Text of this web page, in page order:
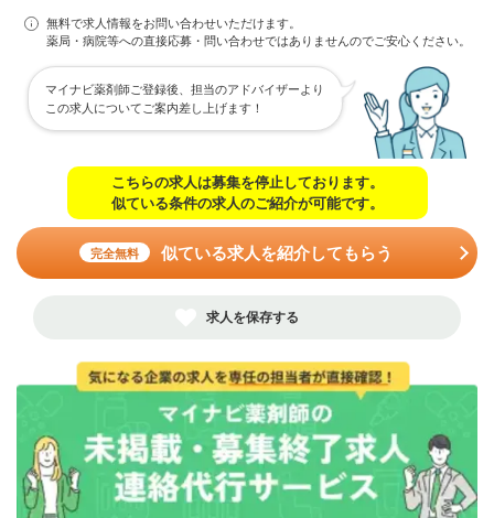
無料で求人情報をお問い合わせいただけます。
薬局・病院等への直接応募・問い合わせではありませんのでご安心ください。
マイナビ薬剤師ご登録後、担当のアドバイザーより
この求人についてご案内差し上げます！
こちらの求人は募集を停止しております。
似ている条件の求人のご紹介が可能です。
完全無料 似ている求人を紹介してもらう
求人を保存する